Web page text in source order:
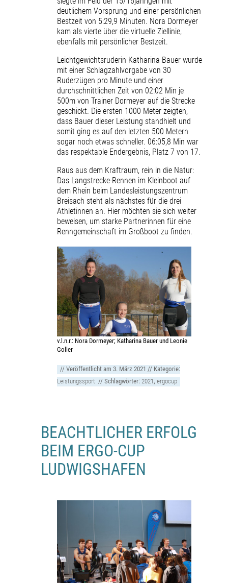
deutlichem Vorsprung und einer persönlichen
Bestzeit von 5:29,9 Minuten. Nora Dormeyer
kam als vierte über die virtuelle Ziellinie,
ebenfalls mit persönlicher Bestzeit.
Leichtgewichtsruderin Katharina Bauer wurde
mit einer Schlagzahlvorgabe von 30
Ruderzügen pro Minute und einer
durchschnittlichen Zeit von 02:02 Min je
500m von Trainer Dormeyer auf die Strecke
geschickt. Die ersten 1000 Meter zeigten,
dass Bauer dieser Leistung standhielt und
somit ging es auf den letzten 500 Metern
sogar noch etwas schneller. 06:05,8 Min war
das respektable Endergebnis, Platz 7 von 17.
Raus aus dem Kraftraum, rein in die Natur:
Das Langstrecke-Rennen im Kleinboot auf
dem Rhein beim Landesleistungszentrum
Breisach steht als nächstes für die drei
Athletinnen an. Hier möchten sie sich weiter
beweisen, um starke Partnerinnen für eine
Renngemeinschaft im Großboot zu finden.
v.l.n.r.: Nora Dormeyer; Katharina Bauer und Leonie
Goller
// Veröffentlicht am3. März 2021 // Kategorie:
Leistungssport // Schlagwörter: 2021, ergocup
BEACHTLICHER ERFOLG
BEIM ERGO-CUP
LUDWIGSHAFEN